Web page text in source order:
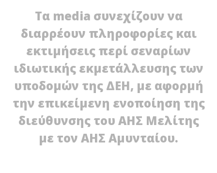
NOW VIEWING
Σενάρια ιδιωτικοποιήσεων λιγνιτικών μονάδων
της ΔΕΗ
17/01/2012
Τα media συνεχίζουν να
διαρρέουν πληροφορίες και
εκτιμήσεις περί σεναρίων
ιδιωτικής εκμετάλλευσης των
υποδομών της ΔΕΗ, με αφορμή
την επικείμενη ενοποίηση της
διεύθυνσης του ΑΗΣ Μελίτης
με τον ΑΗΣ Αμυνταίου.